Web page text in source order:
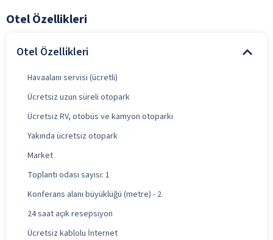
Otel Özellikleri
Otel Özellikleri
Havaalanı servisi (ücretli)
Ücretsiz uzun süreli otopark
Ücretsiz RV, otobüs ve kamyon otoparkı
Yakında ücretsiz otopark
Market
Toplantı odası sayısı: 1
Konferans alanı büyüklüğü (metre) - 2
24 saat açık resepsiyon
Ücretsiz kablolu İnternet